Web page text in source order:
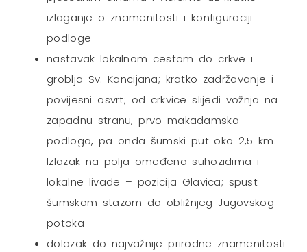
izlaganje o znamenitosti i konfiguraciji
podloge
nastavak lokalnom cestom do crkve i
groblja Sv. Kancijana; kratko zadržavanje i
povijesni osvrt; od crkvice slijedi vožnja na
zapadnu stranu, prvo makadamska
podloga, pa onda šumski put oko 2,5 km.
Izlazak na polja omeđena suhozidima i
lokalne livade – pozicija Glavica; spust
šumskom stazom do obližnjeg Jugovskog
potoka
dolazak do najvažnije prirodne znamenitosti